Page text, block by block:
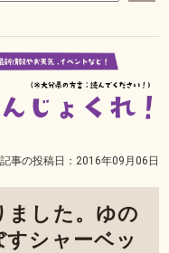
事の投稿日：2016年09月06日
ました。ゆの
シャーベッ